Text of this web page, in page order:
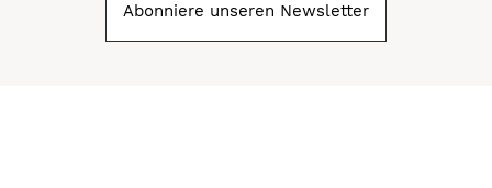
Abonniere unseren Newsletter